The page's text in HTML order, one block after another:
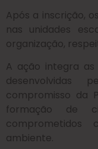
Após a inscrição,
nas unidades
organização,
A ação integra
compromisso da
formação de
ambiente.